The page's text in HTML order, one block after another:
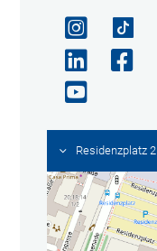
Residenzplatz 2